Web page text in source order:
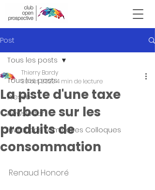
Victor Hugo
Post
Tous les posts
Presse
Newsletter
Invitations Seminaires Colloques
Tous les posts
La piste d'une taxe
carbone sur les
produits de
consommation
Thierry Bardy
30 oct. 20234 min de lecture
Renaud Honoré